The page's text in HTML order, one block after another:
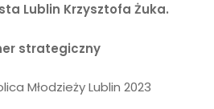
Lublin Krzysztofa Żuka.
strategiczny
Młodzieży Lublin 2023